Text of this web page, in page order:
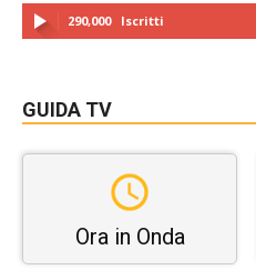
290,000 Iscritti
GUIDA TV
Ora in Onda